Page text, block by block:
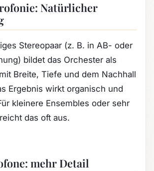
Natürlicher
Stereopaar (z. B. in AB- oder
bildet das Orchester als
Breite, Tiefe und dem Nachhall
Ergebnis wirkt organisch und
kleinere Ensembles oder sehr
das oft aus.
mehr Detail